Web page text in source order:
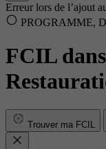
Erreur lors de l’ajout
PROGRAMME,
FCIL
Trouver ma FCIL